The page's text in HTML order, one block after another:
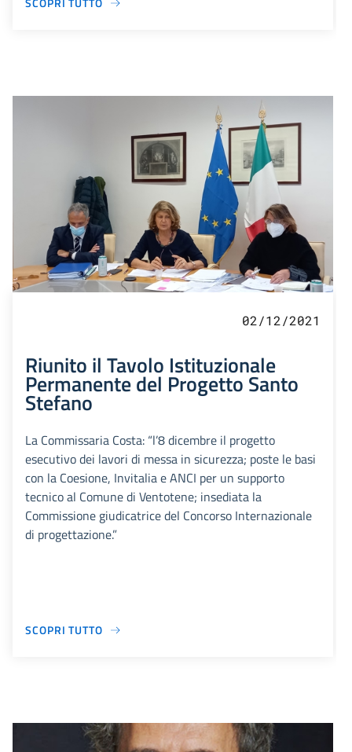
02/12/2021
Riunito il Tavolo Istituzionale
Permanente del Progetto Santo
Stefano
La Commissaria Costa: “l’8 dicembre il progetto
esecutivo dei lavori di messa in sicurezza; poste le basi
con la Coesione, Invitalia e ANCI per un supporto
tecnico al Comune di Ventotene; insediata la
Commissione giudicatrice del Concorso Internazionale
di progettazione.”
SCOPRI TUTTO